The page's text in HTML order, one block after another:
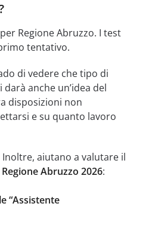
Regione Abruzzo. I test
tentativo.
di vedere che tipo di
anche un’idea del
disposizioni non
e su quanto lavoro
aiutano a valutare il
Abruzzo 2026:
“Assistente